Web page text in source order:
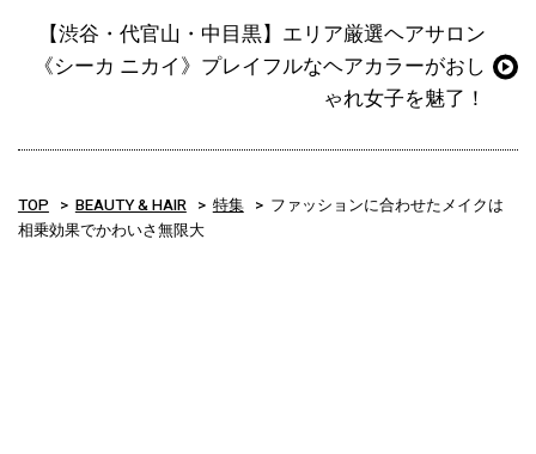
【渋谷・代官山・中目黒】エリア厳選ヘアサロン
《シーカ ニカイ》プレイフルなヘアカラーがおし
ゃれ女子を魅了！
TOP BEAUTY & HAIR 特集
ファッションに合わせたメイクは
相乗効果でかわいさ無限大